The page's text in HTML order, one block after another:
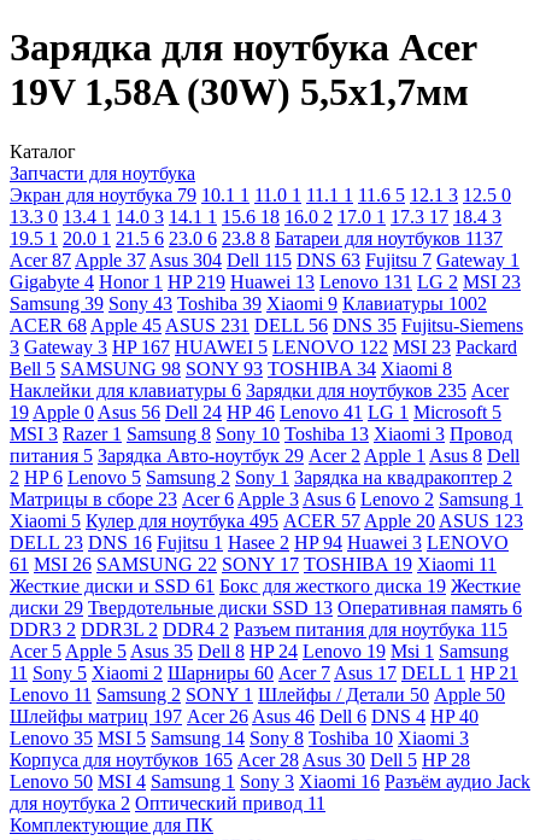
Зарядка для ноутбука Acer
19V 1,58A (30W) 5,5x1,7мм
Каталог
Запчасти для ноутбука
Экран для ноутбука 79 10.1 1 11.0 1 11.1 1 11.6 5 12.1 3 12.5 0
13.3 0 13.4 1 14.0 3 14.1 1 15.6 18 16.0 2 17.0 1 17.3 17 18.4 3
19.5 1 20.0 1 21.5 6 23.0 6 23.8 8 Батареи для ноутбуков 1137
Acer87 Apple 37 Asus 304 Dell 115 DNS 63 Fujitsu 7 Gateway 1
Gigabyte 4 Honor 1 HP 219 Huawei 13 Lenovo 131 LG 2 MSI 23
Samsung 39 Sony 43 Toshiba 39 Xiaomi 9 Клавиатуры 1002
ACER 68 Apple 45 ASUS 231 DELL 56 DNS 35 Fujitsu-Siemens
3 Gateway 3 HP 167 HUAWEI 5 LENOVO 122 MSI 23 Packard
Bell 5 SAMSUNG 98 SONY 93 TOSHIBA 34 Xiaomi 8
Наклейки для клавиатуры 6 Зарядки для ноутбуков 235 Acer
19 Apple 0 Asus 56 Dell 24 HP46 Lenovo 41 LG 1 Microsoft 5
MSI 3 Razer 1 Samsung 8 Sony 10 Toshiba 13 Xiaomi 3 Провод
питания 5 Зарядка Авто-ноутбук 29 Acer 2 Apple 1 Asus 8 Dell
2 HP6 Lenovo 5 Samsung 2 Sony 1 Зарядка на квадракоптер 2
Матрицы в сборе 23 Acer6 Apple 3 Asus 6 Lenovo 2 Samsung 1
Xiaomi 5 Кулер для ноутбука 495 ACER 57 Apple 20 ASUS 123
DELL 23 DNS 16 Fujitsu 1 Hasee 2 HP94 Huawei 3 LENOVO
61 MSI 26 SAMSUNG 22 SONY 17 TOSHIBA 19 Xiaomi 11
Жесткие диски и SSD 61 Бокс для жесткого диска 19 Жесткие
диски 29 Твердотельные диски SSD 13 Оперативная память 6
DDR3 2 DDR3L 2 DDR4 2 Разъем питания для ноутбука 115
Acer 5 Apple 5 Asus 35 Dell 8 HP 24 Lenovo 19 Msi 1 Samsung
11 Sony 5 Xiaomi 2 Шарниры 60 Acer 7 Asus 17 DELL 1 HP 21
Lenovo 11 Samsung 2 SONY 1 Шлейфы / Детали 50 Apple 50
Шлейфы матриц 197 Acer 26 Asus 46 Dell 6 DNS 4 HP40
Lenovo 35 MSI 5 Samsung 14 Sony 8 Toshiba 10 Xiaomi 3
Корпуса для ноутбуков 165 Acer 28 Asus 30 Dell 5 HP 28
Lenovo 50 MSI 4 Samsung 1 Sony 3 Xiaomi 16 Разъём аудио Jack
для ноутбука 2 Оптический привод 11
Комплектующие для ПК